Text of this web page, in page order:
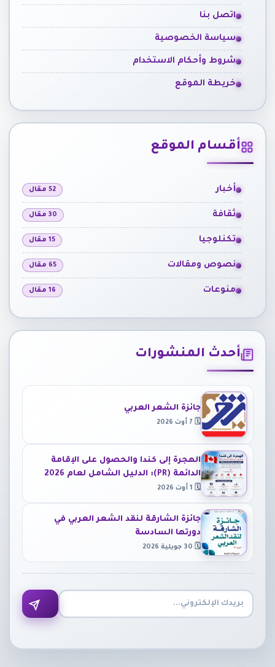
اتصل بنا
سياسة الخصوصية
شروط وأحكام الاستخدام
خريطة الموقع
أقسام الموقع
أخبار 52 مقال
ثقافة 30 مقال
تكنلوجيا 15 مقال
نصوص ومقالات 65 مقال
منوعات 16 مقال
أحدث المنشورات
جائزة الشعر العربي
🗓 7 أوت 2026
الهجرة إلى كندا والحصول على الإقامة
الدائمة (PR): الدليل الشامل لعام 2026
🗓 1 أوت 2026
جائزة الشارقة لنقد الشعر العربي في
دورتها السادسة
🗓 30 جويلية 2026